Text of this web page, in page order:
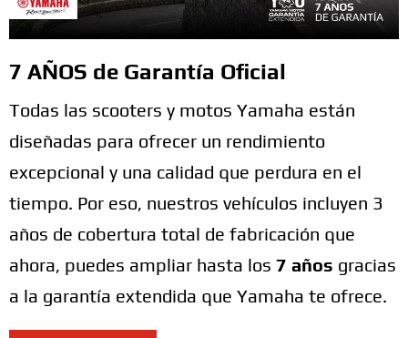
7 AÑOS de Garantía Oficial
Todas las scooters y motos Yamaha están
diseñadas para ofrecer un rendimiento
excepcional y una calidad que perdura en el
tiempo. Por eso, nuestros vehículos incluyen 3
años de cobertura total de fabricación que
ahora, puedes ampliar hasta los 7 años gracias
a la garantía extendida que Yamaha te ofrece.